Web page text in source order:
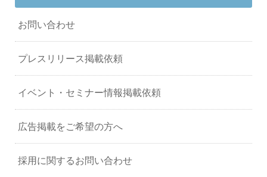
お問い合わせ
プレスリリース掲載依頼
イベント・セミナー情報掲載依頼
広告掲載をご希望の方へ
採用に関するお問い合わせ